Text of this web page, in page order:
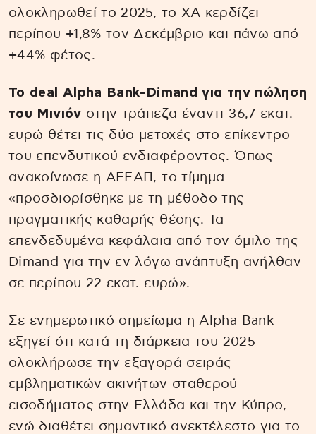
ολοκληρωθεί το 2025, το ΧΑ κερδίζει
περίπου +1,8% τον Δεκέμβριο και πάνω από
+44% φέτος.
Το deal Alpha Bank-Dimand για την πώληση
του Μινιόν στην τράπεζα έναντι 36,7 εκατ.
ευρώ θέτει τις δύο μετοχές στο επίκεντρο
του επενδυτικού ενδιαφέροντος. Όπως
ανακοίνωσε η ΑΕΕΑΠ, το τίμημα
«προσδιορίσθηκε με τη μέθοδο της
πραγματικής καθαρής θέσης. Τα
επενδεδυμένα κεφάλαια από τον όμιλο της
Dimand για την εν λόγω ανάπτυξη ανήλθαν
σε περίπου 22 εκατ. ευρώ».
Σε ενημερωτικό σημείωμα η Alpha Bank
εξηγεί ότι κατά τη διάρκεια του 2025
ολοκλήρωσε την εξαγορά σειράς
εμβληματικών ακινήτων σταθερού
εισοδήματος στην Ελλάδα και την Κύπρο,
ενώ διαθέτει σημαντικό ανεκτέλεστο για το